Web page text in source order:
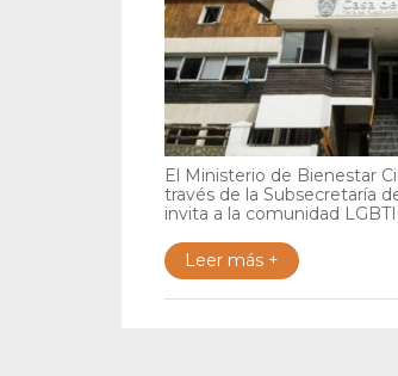
El Ministerio de Bienestar
través de la Subsecretaría
invita a la comunidad
Leer más +